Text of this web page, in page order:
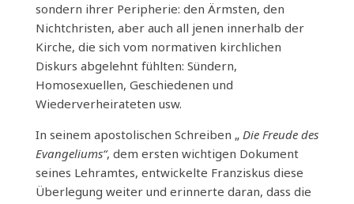
sondern ihrer Peripherie: den Ärmsten, den
Nichtchristen, aber auch all jenen innerhalb der
Kirche, die sich vom normativen kirchlichen
Diskurs abgelehnt fühlten: Sündern,
Homosexuellen, Geschiedenen und
Wiederverheirateten usw.
In seinem apostolischen Schreiben „ Die Freude des
Evangeliums“, dem ersten wichtigen Dokument
seines Lehramtes, entwickelte Franziskus diese
Überlegung weiter und erinnerte daran, dass die